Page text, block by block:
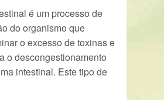
é um processo de
do organismo que
o excesso de toxinas e
o descongestionamento
intestinal. Este tipo de